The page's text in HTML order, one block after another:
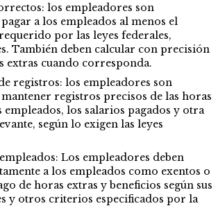
los empleadores son
a los empleados al menos el
por las leyes federales,
También deben calcular con precisión
extras cuando corresponda.
registros: los empleadores son
registros precisos de las horas
empleados, los salarios pagados y otra
según lo exigen las leyes
Los empleadores deben
a los empleados como exentos o
de horas extras y beneficios según sus
y otros criterios especificados por la